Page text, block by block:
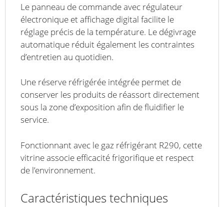
Le panneau de commande avec régulateur
électronique et affichage digital facilite le
réglage précis de la température. Le dégivrage
automatique réduit également les contraintes
d’entretien au quotidien.
Une réserve réfrigérée intégrée permet de
conserver les produits de réassort directement
sous la zone d’exposition afin de fluidifier le
service.
Fonctionnant avec le gaz réfrigérant R290, cette
vitrine associe efficacité frigorifique et respect
de l’environnement.
Caractéristiques techniques